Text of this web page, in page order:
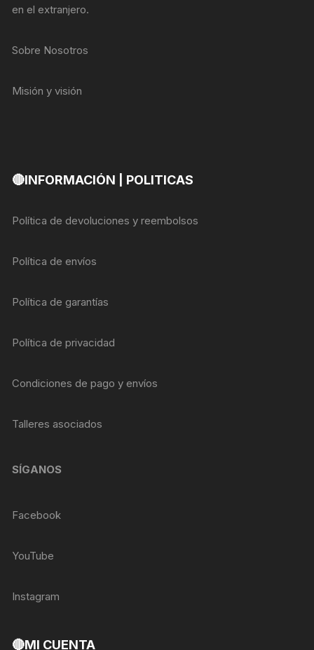
en el extranjero.
Sobre Nosotros
Misión y visión
🔴INFORMACIÓN | POLITICAS
Política de devoluciones y reembolsos
Política de envíos
Política de garantías
Política de privacidad
Condiciones de pago y envíos
Talleres asociados
SÍGANOS
Facebook
YouTube
Instagram
🔴MI CUENTA